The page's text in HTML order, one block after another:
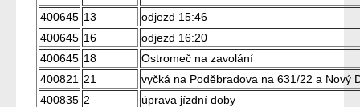
400645 13
odjezd 15:46
400645 16
odjezd 16:20
400645 18
Ostromeč na zavolání
400821
21
vyčká na Poděbradova na 631/22 a Nový
400835 2
úprava jízdní doby